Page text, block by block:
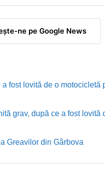
ne pe Google News
fost lovită de o motocicletă
grav, după ce a fost lovită
Greavilor din Gârbova